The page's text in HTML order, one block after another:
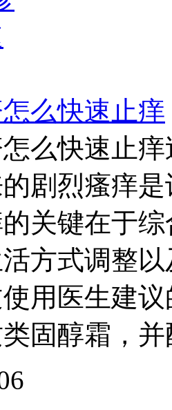
么快速止痒
么快速止
剧烈瘙痒
关键在于
方式调整
用医生建
固醇霜，